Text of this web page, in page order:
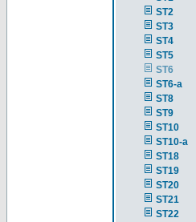
ST2
ST3
ST4
ST5
ST6
ST6-a
ST8
ST9
ST10
ST10-a
ST18
ST19
ST20
ST21
ST22